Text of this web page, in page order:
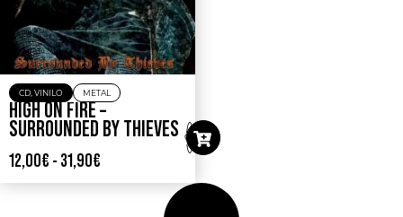
CD, VINILO METAL
HIGH ON FIRE –
SURROUNDED BY THIEVES
12,00€ - 31,90€